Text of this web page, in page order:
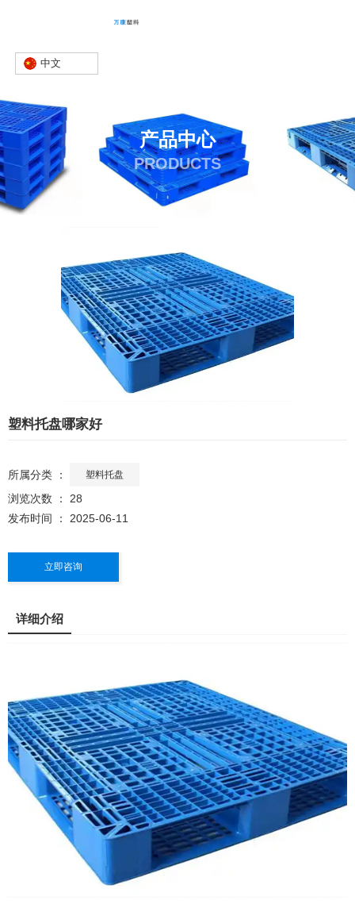
中文
产品中心
PRODUCTS
塑料托盘哪家好
所属分类 ： 塑料托盘
浏览次数 ： 28
发布时间 ： 2025-06-11
立即咨询
详细介绍